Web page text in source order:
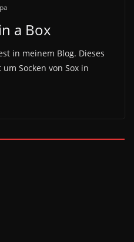
a Box
in meinem Blog. Dieses
Socken von Sox in